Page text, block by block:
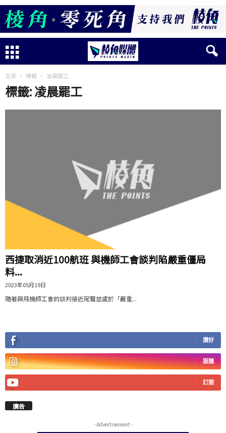
主頁 標籤 凌晨罷工
標籤: 凌晨罷工
西捷取消近100航班 與機師工會談判陷嚴重僵局
料...
2023年05月19日
隨著與飛機師工會的談判接近尾聲並處於「嚴重...
讚好
跟隨
訂閱
廣告
- Advertisement -